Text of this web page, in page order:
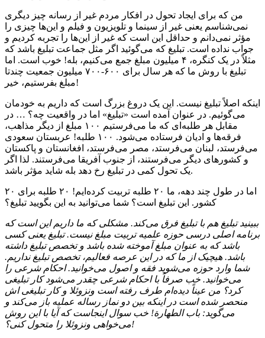
من که برای ایجاد تحول در افکار مردم غیر از رسانه چیز دیگری
نمی‌شناسم یعنی غیر از سینما و تلویزیون و فیلم و این‌ها چیزی را
مؤثر نمی‌دانم و حداقل این است که غیر از این‌ها را تجربه کردیم و
جواب نداده است. تبلیغ که می‌گوئید اگر مثل جماعت تبلیغ باشد که
مثلاً در یک کنگره، ۴ میلیون مبلغ جمع می‌کنیم، بله! خوب است. اما
تبلیغ با روش ما که هر سال برای ۶۰۰-۷۰۰ میلیون جمعیت چندتا
مبلغ بفرستیم، خیر!
اینکه اصلاً تبلیغ نیست. این یک دروغ بزرگ است که داریم به خودمان
می‌گوئیم. در عنوان آمده است «تبلیغ» اما در واقعیت چه؟ … در
مقابل هر طلبه‌ای که ما می‌فرستیم ۱۰۰ مبلغ از دیگر مذاهب،
فرقه‌ها و ادیان فرستاده می‌شود. ۱۰۰ طلبه! عربستان سعودی
می‌فرستد، لبنان می‌فرستد، مصر می‌فرستد، افغانستان و پاکستان
و کشورهای دیگر می‌فرستند، از جنوب آفریقا می‌فرستند. لذا اگر
یک تحول کمی در تبلیغ رخ دهد بله شاید مؤثر باشد.
اما در طول چند دهه، ما ۲۰ طلبه تربیت کرده‌ایم! ۲۰ طلبه برای ۲۰
کشور. این تبلیغ است؟ شما می‌توانید به این بگویید تبلیغ؟
ببینید تبلیغ هم با تبلیغ فرق می‌کند. مشکلی که ما داریم این است که
برنامه اصلی درسی حوزه علمیه تربیت مبلغ نیست. تبلیغ یعنی کسی
باشد که به عنوان مبلغ آموخته شده باشد و تخصص تبلیغ داشته
باشد. هیچیک از ما که در این عرصه فعالیم، تخصص تبلیغ نداریم.
شما وارد حوزه می‌شوید فقه و اصول می‌خوانید. احکام شرعی را
می‌خوانید. خب صرفاً با احکام شرعی چقدر می‌شود کار تبلیغی
کرد؟ من عیناً دیده‌ام طرف رفته است ونزوئلا و کار تبلیغی اش
منحصر شده است در اینکه بین دو نماز رساله عملیه باز می‌کند و
می‌گوید: باب الطهارة! خب سوال اینجاست که آیا با این روش
می‌خواهی ونزوئلا را متحول کنی؟!